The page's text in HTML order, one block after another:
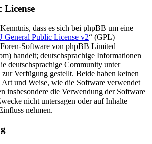
License
dass es sich bei phpBB um eine
General Public License v2“ (GPL)
Software von phpBB Limited
handelt; deutschsprachige Informationen
deutschsprachige Community unter
Verfügung gestellt. Beide haben keinen
und Weise, wie die Software verwendet
insbesondere die Verwendung der Software
nicht untersagen oder auf Inhalte
nehmen.